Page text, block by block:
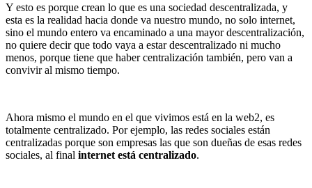
Y esto es porque crean lo que es una sociedad descentralizada, y
esta es la realidad hacia donde va nuestro mundo, no solo internet,
sino el mundo entero va encaminado a una mayor descentralización,
no quiere decir que todo vaya a estar descentralizado ni mucho
menos, porque tiene que haber centralización también, pero van a
convivir al mismo tiempo.
Ahora mismo el mundo en el que vivimos está en la web2, es
totalmente centralizado. Por ejemplo, las redes sociales están
centralizadas porque son empresas las que son dueñas de esas redes
sociales, al final internet está centralizado.